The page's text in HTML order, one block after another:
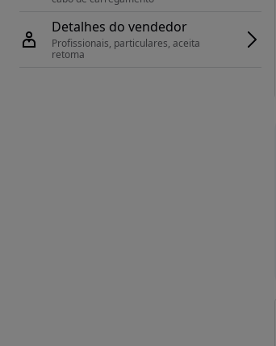
Detalhes do vendedor
Profissionais, particulares, aceita
retoma